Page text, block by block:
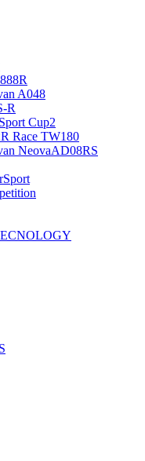
A048
R
Cup2
Race TW180
NeovaAD08RS